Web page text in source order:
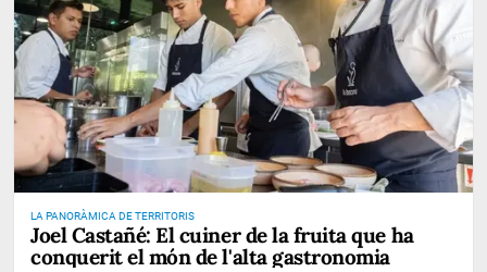
LA PANORÀMICA DE TERRITORIS
Joel Castañé: El cuiner de la fruita que ha
conquerit el món de l'alta gastronomia